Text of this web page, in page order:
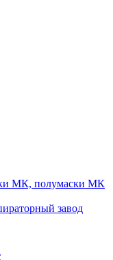
МК, полумаски МК
завод